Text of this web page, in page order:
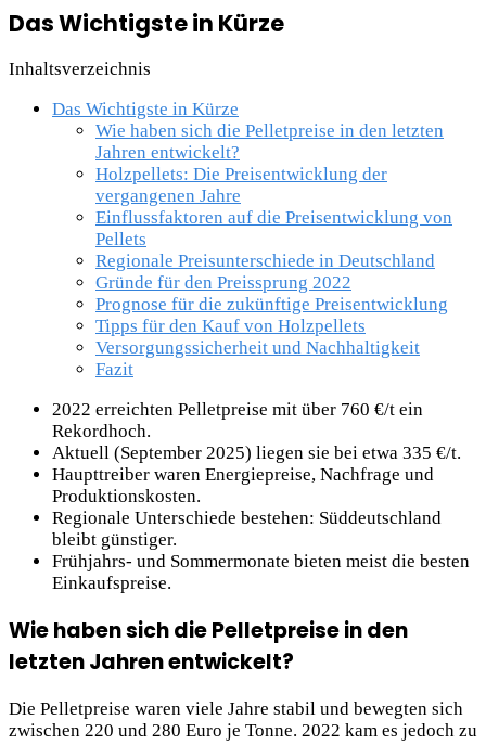
Das Wichtigste in Kürze
Inhaltsverzeichnis
Das Wichtigste in Kürze
Wie haben sich die Pelletpreise in den letzten
Jahren entwickelt?
Holzpellets: Die Preisentwicklung der
vergangenen Jahre
Einflussfaktoren auf die Preisentwicklung von
Pellets
Regionale Preisunterschiede in Deutschland
Gründe für den Preissprung 2022
Prognose für die zukünftige Preisentwicklung
Tipps für den Kauf von Holzpellets
Versorgungssicherheit und Nachhaltigkeit
Fazit
2022 erreichten Pelletpreise mit über 760 €/t ein
Rekordhoch.
Aktuell (September 2025) liegen sie bei etwa 335 €/t.
Haupttreiber waren Energiepreise, Nachfrage und
Produktionskosten.
Regionale Unterschiede bestehen: Süddeutschland
bleibt günstiger.
Frühjahrs- und Sommermonate bieten meist die besten
Einkaufspreise.
Wie haben sich die Pelletpreise in den
letzten Jahren entwickelt?
Die Pelletpreise waren viele Jahre stabil und bewegten sich
zwischen 220 und 280 Euro je Tonne. 2022 kam es jedoch zu